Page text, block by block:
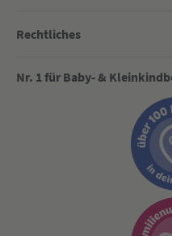
Rechtliches
Nr. 1 für Baby- &